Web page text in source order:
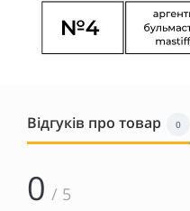
Відгуків про товар 0
0 / 5